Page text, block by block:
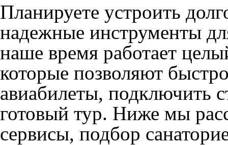
Планируете устроить
надежные инструменты
наше время работает
которые позволяют
авиабилеты, подключить
готовый тур. Ниже мы
сервисы, подбор